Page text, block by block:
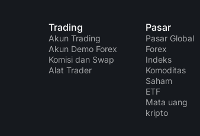
Trading
Akun Trading
Akun Demo Forex
Komisi dan Swap
Alat Trader
Pasar
Pasar Global
Forex
Indeks
Komoditas
Saham
ETF
Mata uang
kripto